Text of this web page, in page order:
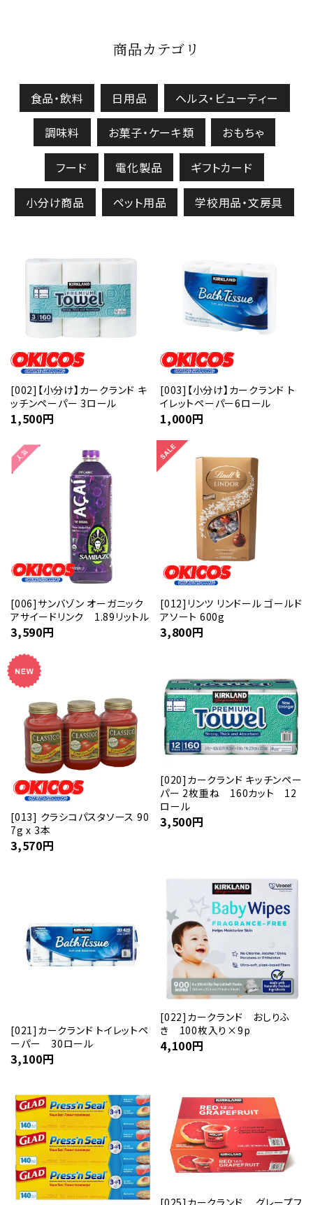
商品カテゴリ
食品・飲料 日用品 ヘルス・ビューティー
調味料 お菓子・ケーキ類 おもちゃ
フード 電化製品 ギフトカード
小分け商品 ペット用品 学校用品・文房具
[002]【小分け】カークランド キ
ッチンペーパー 3ロール
1,500円
[003]【小分け】カークランド ト
イレットペーパー6ロール
1,000円
[006]サンバゾン オーガニック
アサイードリンク 1.89リットル
3,590円
[012]リンツ リンドール ゴールド
アソート 600g
3,800円
[013] クラシコパスタソース 90
7g x 3本
3,570円
[020]カークランド キッチンペー
パー 2枚重ね 160カット 12
ロール
3,500円
[021]カークランド トイレットペ
ーパー 30ロール
3,100円
[022]カークランド おしりふ
き 100枚入り×9p
4,100円